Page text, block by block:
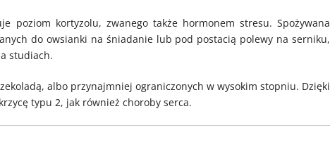
poziom kortyzolu, zwanego także hormonem stresu. Spożywana
do owsianki na śniadanie lub pod postacią polewy na serniku,
studiach.
albo przynajmniej ograniczonych w wysokim stopniu. Dzięki
typu 2, jak również choroby serca.